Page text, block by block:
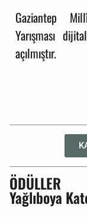
Gaziantep
Yarışması
açılmıştır.
ÖDÜLLER
Yağlıboya